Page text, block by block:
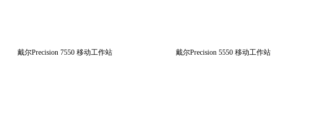
戴尔Precision 7550 移动工作站 戴尔Precision 5550 移动工作站